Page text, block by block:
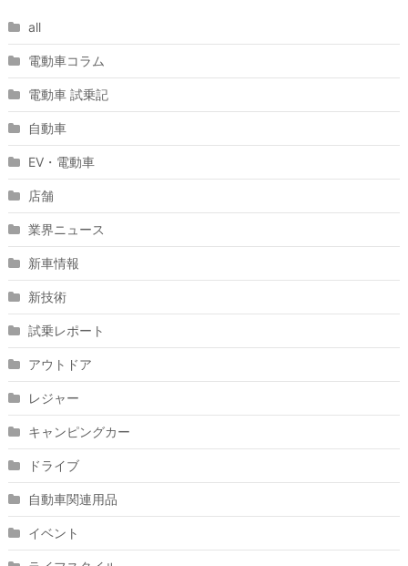
all
電動車コラム
電動車 試乗記
自動車
EV・電動車
店舗
業界ニュース
新車情報
新技術
試乗レポート
アウトドア
レジャー
キャンピングカー
ドライブ
自動車関連用品
イベント